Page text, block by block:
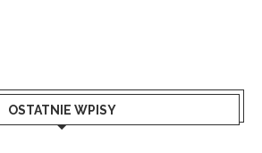
OSTATNIE WPISY